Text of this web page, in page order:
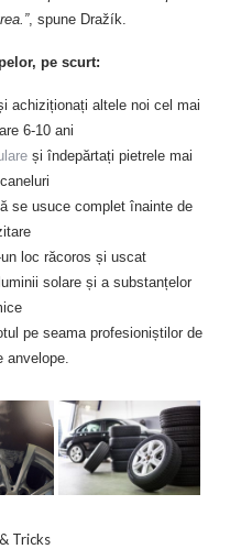
, spune Dražík.
pe scurt:
achiziționați altele noi cel mai
6-10 ani
și îndepărtați pietrele mai
se usuce complet înainte de
loc răcoros și uscat
solare și a substanțelor
pe seama profesioniștilor de
anvelope.
Tricks